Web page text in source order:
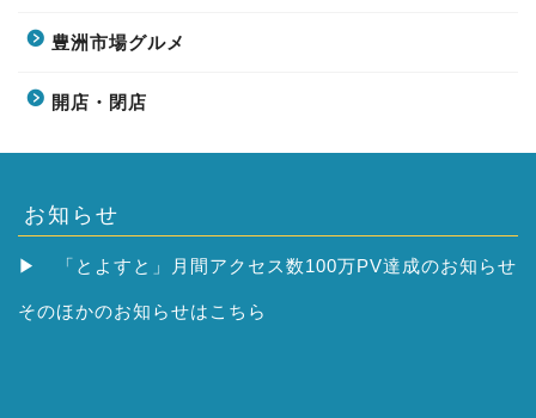
豊洲市場グルメ
開店・閉店
お知らせ
▶ 「とよすと」月間アクセス数100万PV達成のお知らせ
そのほかのお知らせはこちら